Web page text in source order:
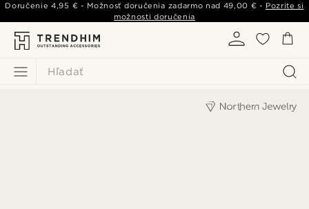
Hľadať
Doručenie4,95 € - Možnosť doručenia zadarmo nad 49,00 € - Pozrite si
možnosti doručenia